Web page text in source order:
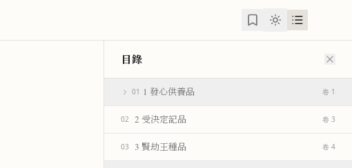
目錄
01 1 發心供養品 卷 1
02 2 受決定記品 卷 3
03 3 賢劫王種品 卷 4